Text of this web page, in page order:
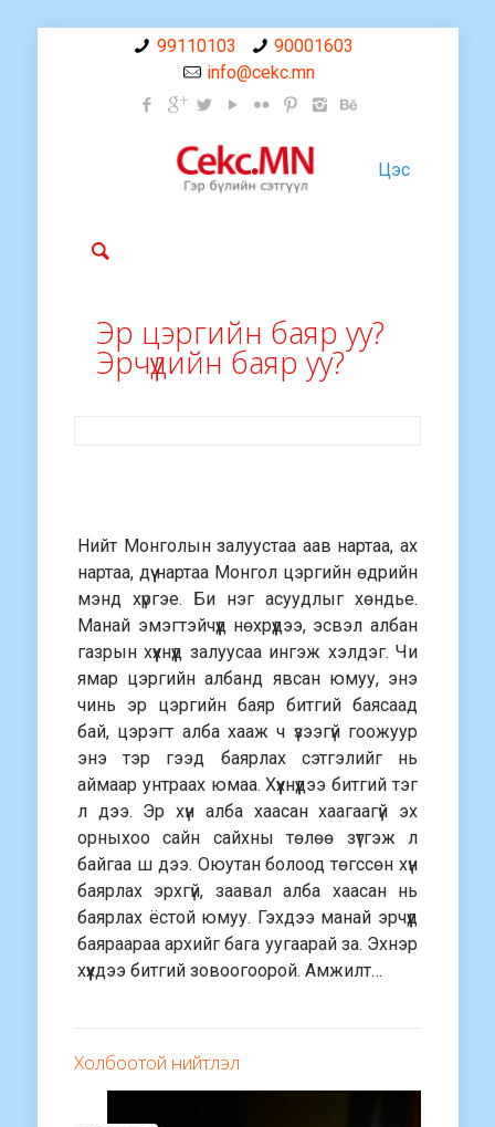
99110103
90001603
info@cekc.mn
Цэс
Эр цэргийн баяр уу?
Эрчүүдийн баяр уу?
Нийт Монголын залуустаа аав нартаа, ах
нартаа, дүү нартаа Монгол цэргийн өдрийн
мэнд хүргэе. Би нэг асуудлыг хөндье.
Манай эмэгтэйчүүд нөхрүүдээ, эсвэл албан
газрын хүүхнүүд залуусаа ингэж хэлдэг. Чи
ямар цэргийн албанд явсан юмуу, энэ
чинь эр цэргийн баяр битгий баясаад
бай, цэрэгт алба хааж ч үзээгүй гоожуур
энэ тэр гээд баярлах сэтгэлийг нь
аймаар унтраах юмаа. Хүүхнүүдээ битгий тэг
л дээ. Эр хүн алба хаасан хаагаагүй эх
орныхоо сайн сайхны төлөө зүтгэж л
байгаа ш дээ. Оюутан болоод төгссөн хүн
баярлах эрхгүй, заавал алба хаасан нь
баярлах ёстой юмуу. Гэхдээ манай эрчүүд
баяраараа архийг бага уугаарай за. Эхнэр
хүүхдээ битгий зовоогоорой. Амжилт…
Холбоотой нийтлэл